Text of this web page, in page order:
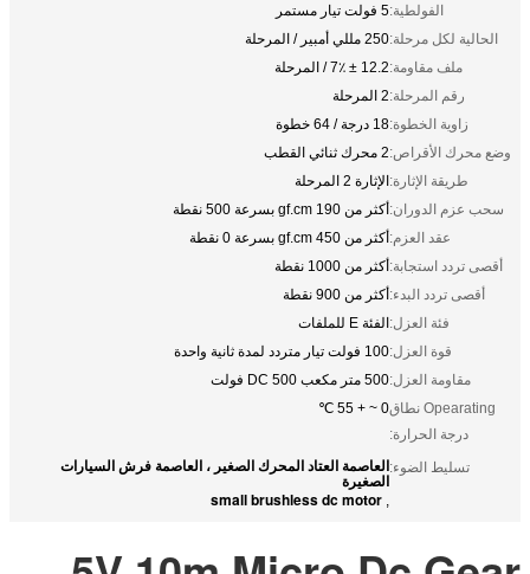
الفولطية:5 فولت تيار مستمر
الحالية لكل مرحلة:250 مللي أمبير / المرحلة
ملف مقاومة:12.2 ± 7٪ / المرحلة
رقم المرحلة:2 المرحلة
زاوية الخطوة:18 درجة / 64 خطوة
وضع محرك الأقراص:2 محرك ثنائي القطب
طريقة الإثارة:الإثارة 2 المرحلة
سحب عزم الدوران:أكثر من 190 gf.cm بسرعة 500 نقطة
عقد العزم:أكثر من 450 gf.cm بسرعة 0 نقطة
أقصى تردد استجابة:أكثر من 1000 نقطة
أقصى تردد البدء:أكثر من 900 نقطة
فئة العزل:الفئة E للملفات
قوة العزل:100 فولت تيار متردد لمدة ثانية واحدة
مقاومة العزل:500 متر مكعب DC 500 فولت
Opearating نطاق
درجة الحرارة:
0 ~ + 55 ℃
تسليط الضوء:العاصمة العتاد المحرك الصغير ، العاصمة فرش السيارات
الصغيرة
,
small brushless dc motor